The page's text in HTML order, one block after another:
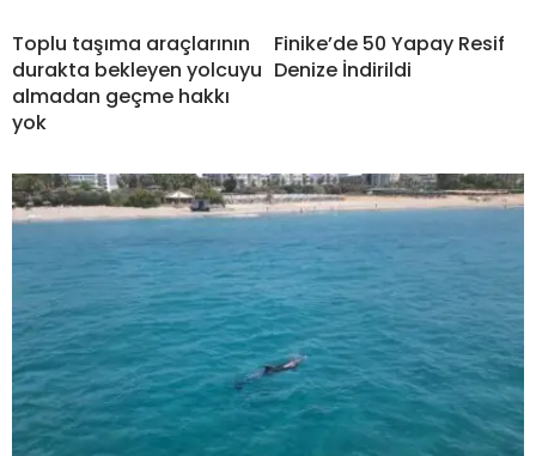
Toplu taşıma araçlarının
durakta bekleyen yolcuyu
almadan geçme hakkı
yok
Finike’de 50 Yapay Resif
Denize İndirildi